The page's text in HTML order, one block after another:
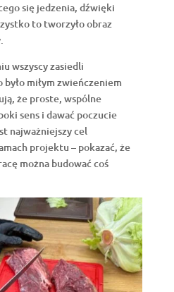
się jedzenia, dźwięki
to tworzyło obraz
wszyscy zasiedli
było miłym zwieńczeniem
że proste, wspólne
sens i dawać poczucie
najważniejszy cel
projektu – pokazać, że
można budować coś